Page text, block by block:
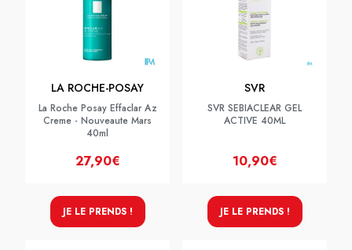
LA ROCHE-POSAY
La Roche Posay Effaclar Az
Creme - Nouveaute Mars
40ml
27,90€
JE LE PRENDS !
SVR
SVR SEBIACLEAR GEL
ACTIVE 40ML
10,90€
JE LE PRENDS !